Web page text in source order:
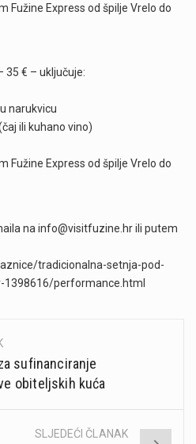
Fužine Express od špilje Vrelo do
35 € – uključuje:
narukvicu
ili kuhano vino)
Fužine Express od špilje Vrelo do
na info@visitfuzine.hr ili putem
tradicionalna-setnja-pod-
performance.html
sufinanciranje
obiteljskih kuća
SLJEDEĆI ČLANAK